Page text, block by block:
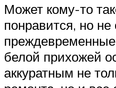
Может кому-то
понравится, но не
белой прихожей
аккуратным не